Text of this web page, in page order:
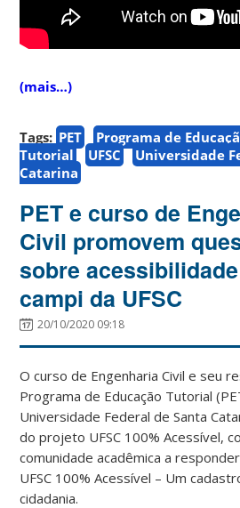
(mais…)
Tags: PET
Programa de
Tutorial
UFSC
Universidade
Catarina
PET e curso de
Civil promovem
sobre
campi da UFSC
20/10/2020 09:18
O curso de Engenharia Civil e seu
Programa de Educação Tutorial
Universidade Federal de Santa
do projeto UFSC 100% Acessível,
comunidade acadêmica a
UFSC 100% Acessível – Um
cidadania.